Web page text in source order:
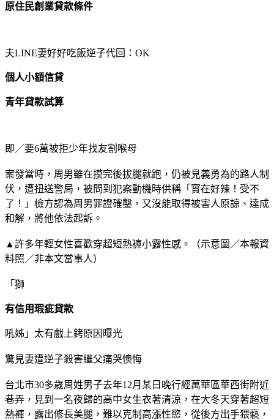
原住民創業貸款條件
夫LINE妻好好吃飯逆子代回：OK
個人小額信貸
青年貸款試算
即／要6萬被拒少年找友割喉母
案發當時，周男雖在摸完後拔腿就跑，仍被見義勇為的路人制
伏，遭扭送警局，被問到犯案動機時供稱「實在好辣！受不
了！」檢方認為周男罪證確鑿，又沒能取得被害人原諒、達成
和解，將他依法起訴。
▲許多年輕女性喜歡穿超短熱褲小露性感。（示意圖／本報資
料照／非本文當事人）
「獅
有信用瑕疵貸款
吼姊」太有戲上銬原因曝光
驚見妻遭逆子殺害繼父痛哭懊悔
台北市30多歲周姓男子去年12月某日晚行經萬華區華西街附近
巷弄，見到一名夜歸的高中女生衣著清涼，在大冬天穿著超短
熱褲，露出修長美腿，難以克制高漲性慾，從後方出手猥褻，